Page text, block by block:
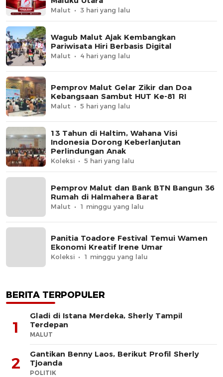
Malut 3 hari yang lalu
Wagub Malut Ajak Kembangkan
Pariwisata Hiri Berbasis Digital
Malut 4 hari yang lalu
Pemprov Malut Gelar Zikir dan Doa
Kebangsaan Sambut HUT Ke-81 RI
Malut 5 hari yang lalu
13 Tahun di Haltim, Wahana Visi
Indonesia Dorong Keberlanjutan
Perlindungan Anak
Koleksi 5 hari yang lalu
Pemprov Malut dan Bank BTN Bangun 36
Rumah di Halmahera Barat
Malut 1 minggu yang lalu
Panitia Toadore Festival Temui Wamen
Ekonomi Kreatif Irene Umar
Koleksi 1 minggu yang lalu
BERITA TERPOPULER
1
Gladi di Istana Merdeka, Sherly Tampil
Terdepan
MALUT
2
Gantikan Benny Laos, Berikut Profil Sherly
Tjoanda
POLITIK